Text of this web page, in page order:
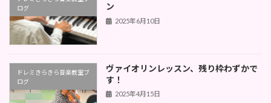
ログ
ン
2025年6月10日
ドレミきらきら音楽教室ブ
ログ
ヴァイオリンレッスン、残り枠わずかで
す！
2025年4月15日